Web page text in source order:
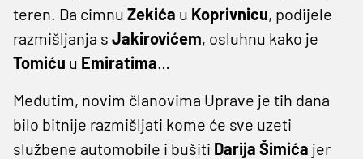
teren. Da cimnu Zekića u Koprivnicu, podijele
razmišljanja s Jakirovićem, osluhnu kako je
Tomiću u Emiratima
Međutim, novim članovima Uprave je tih dana
bilo bitnije razmišljati kome će sve uzeti
službene automobile i bušiti Darija Šimića jer